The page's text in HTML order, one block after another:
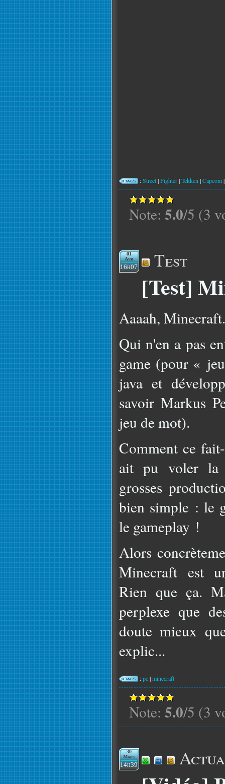
:Street|Fighter|Tekken |Capcom
Note: 5.0/5 (3
01
Avr
16h07 Test
[Test]
Aaaah,
Qui n'en a pas
game (pour «
java et
savoir Markus
jeu de mot).
Comment ce
ait pu voler la
grosses
bien simple : le
le gameplay !
Alors
Minecraft est
Rien que ça.
perplexe que
doute mieux
explic...
:pc|minecraft
Note: 5.0/5 (3
30
Mars
14h39